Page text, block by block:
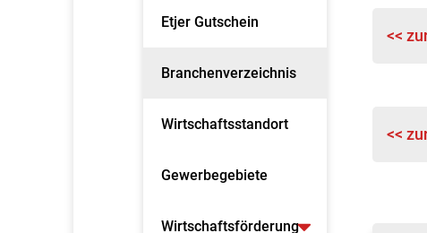
Etjer Gutschein
Branchenverzeichnis
Wirtschaftsstandort
Gewerbegebiete
Wirtschaftsförderung
<<
<<